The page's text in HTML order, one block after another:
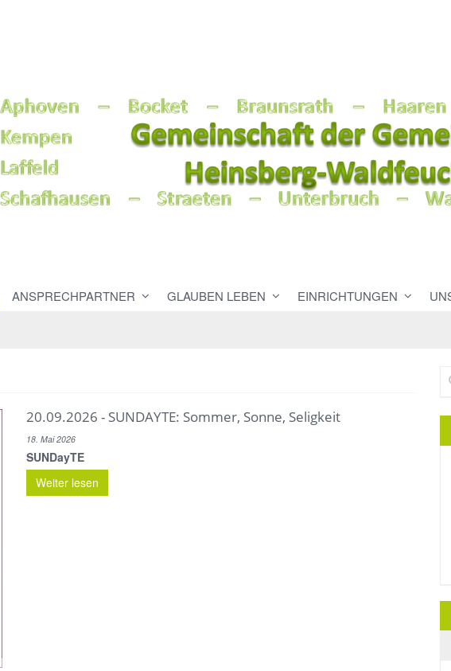
ANSPRECHPARTNER GLAUBEN LEBEN EINRICHTUNGEN
20.09.2026 - SUNDAYTE: Sommer, Sonne, Seligkeit
18. Mai 2026
SUNDayTE
Weiter lesen